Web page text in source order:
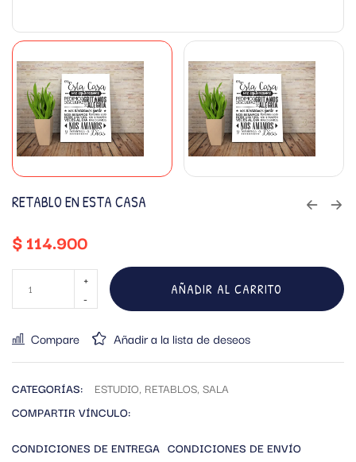
RETABLO EN ESTA CASA
$114.900
AÑADIR AL CARRITO
Compare Añadir a la lista de deseos
CATEGORÍAS: ESTUDIO, RETABLOS, SALA
COMPARTIR VÍNCULO:
CONDICIONES DE ENTREGA CONDICIONES DE ENVÍO